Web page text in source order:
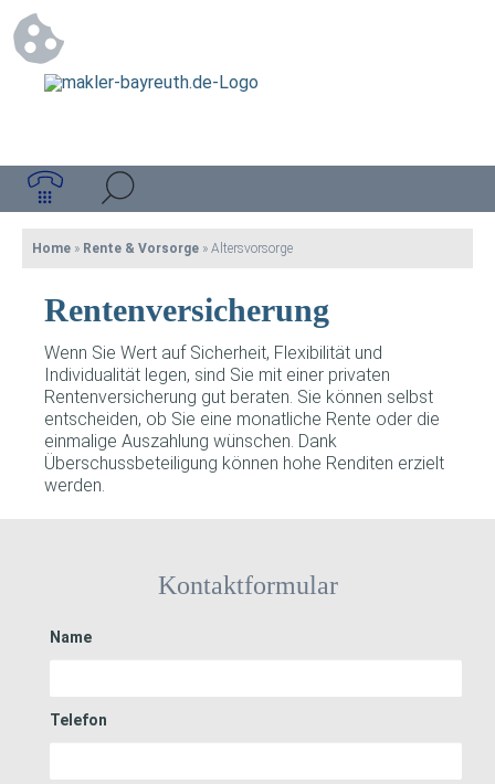
Home » Rente & Vorsorge » Altersvorsorge
Rentenversicherung
Wenn Sie Wert auf Sicherheit, Flexibilität und
Individualität legen, sind Sie mit einer privaten
Rentenversicherung gut beraten. Sie können selbst
entscheiden, ob Sie eine monatliche Rente oder die
einmalige Auszahlung wünschen. Dank
Überschussbeteiligung können hohe Renditen erzielt
werden.
Kontaktformular
Name
Telefon